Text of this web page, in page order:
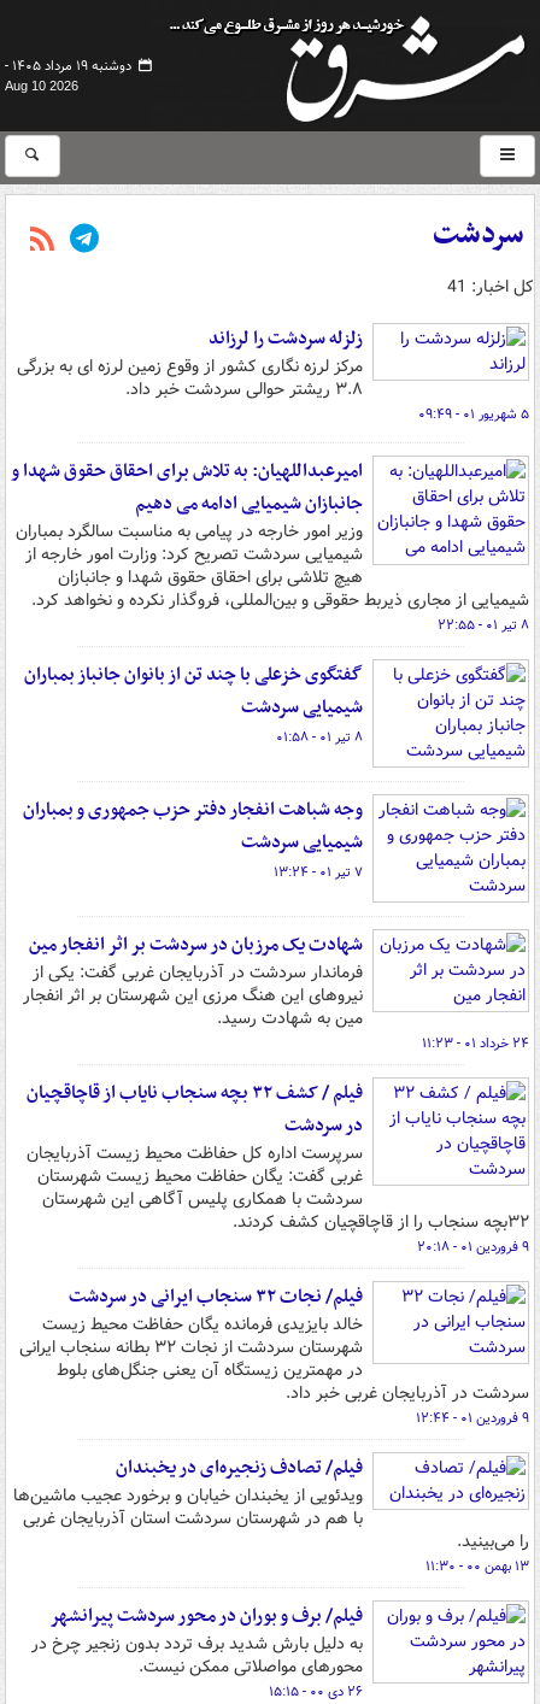
دوشنبه ۱۹ مرداد ۱۴۰۵ -
Aug 10 2026
سردشت
کل اخبار: 41
زلزله سردشت را لرزاند
مرکز لرزه نگاری کشور از وقوع زمین لرزه ای به بزرگی
۳.۸ ریشتر حوالی سردشت خبر داد.
۵ شهریور ۰۱ - ۰۹:۴۹
امیرعبداللهیان: به تلاش برای احقاق حقوق شهدا و
جانبازان شیمیایی ادامه می دهیم
وزیر امور خارجه در پیامی به مناسبت سالگرد بمباران
شیمیایی سردشت تصریح کرد: وزارت امور خارجه از
هیچ تلاشی برای احقاق حقوق شهدا و جانبازان
شیمیایی از مجاری ذیربط حقوقی و بین‌المللی، فروگذار نکرده و نخواهد کرد.
۸ تیر ۰۱ - ۲۲:۵۵
گفتگوی خزعلی با چند تن از بانوان جانباز ‎بمباران
شیمیایی سردشت
۸ تیر ۰۱ - ۰۱:۵۸
وجه شباهت انفجار دفتر حزب جمهوری و بمباران
شیمیایی سردشت
۷ تیر ۰۱ - ۱۳:۲۴
شهادت یک مرزبان در سردشت بر اثر انفجار مین
فرماندار سردشت در آذربایجان غربی گفت: یکی از
نیروهای این هنگ مرزی این شهرستان بر اثر انفجار
مین به شهادت رسید.
۲۴ خرداد ۰۱ - ۱۱:۲۳
فیلم / کشف ۳۲ بچه سنجاب نایاب از قاچاقچیان
در سردشت
سرپرست اداره کل حفاظت محیط زیست‌ آذربایجان
غربی گفت: یگان حفاظت محیط زیست شهرستان
سردشت با همکاری پلیس آگاهی این شهرستان
۳۲بچه سنجاب را از قاچاقچیان کشف کردند.
۹ فروردین ۰۱ - ۲۰:۱۸
فیلم/ نجات ۳۲ سنجاب ایرانی در سردشت
خالد بایزیدی فرماندە یگان حفاظت محیط زیست
شهرستان سردشت از نجات ۳۲ بطانه سنجاب ایرانی
در مهمترین زیستگاه آن یعنی جنگل‌های بلوط
سردشت در آذربایجان غربی خبر داد.
۹ فروردین ۰۱ - ۱۲:۴۴
فیلم/ تصادف زنجیره‌ای در یخبندان
ویدئویی از یخبندان خیابان و برخورد عجیب ماشین‌ها
با هم در شهرستان سردشت استان آذربایجان غربی
را می‌بینید.
۱۳ بهمن ۰۰ - ۱۱:۳۰
فیلم/ برف و بوران در محور سردشت پیرانشهر
به دلیل بارش شدید برف تردد بدون زنجیر چرخ در
محورهای مواصلاتی ممکن نیست.
۲۶ دی ۰۰ - ۱۵:۱۵